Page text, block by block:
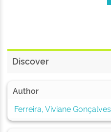
Discover
Author
Ferreira, Viviane Gonçalves